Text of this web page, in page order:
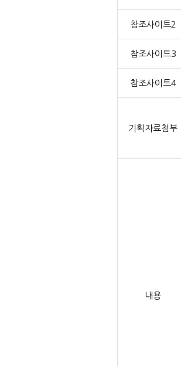
참조사이트2
참조사이트3
참조사이트4
기획자료첨부
내용